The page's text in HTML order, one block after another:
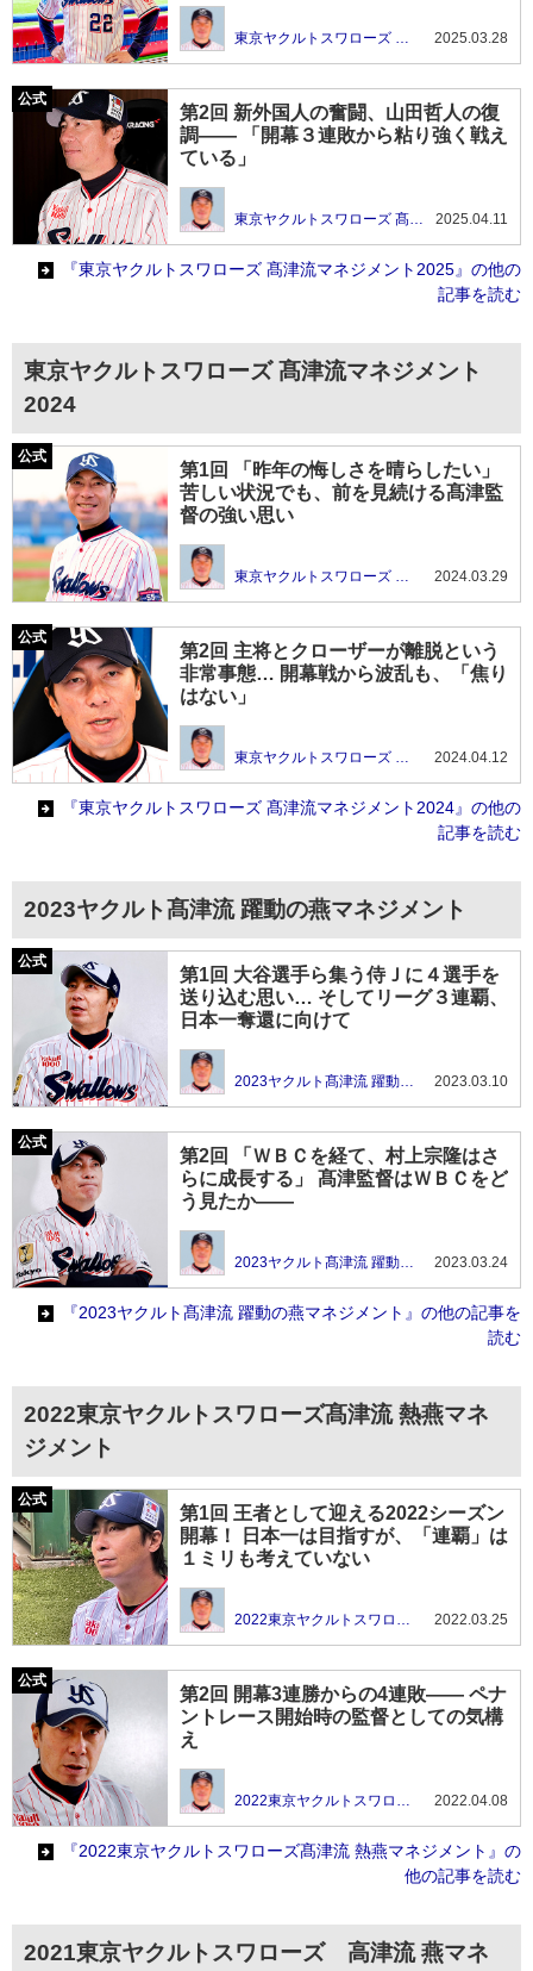
東京ヤクルトスワローズ 髙津流マネジメント2025 2025.03.28
第2回 新外国人の奮闘、山田哲人の復
調―― 「開幕３連敗から粘り強く戦え
ている」
東京ヤクルトスワローズ 髙津流マネジメント2025 2025.04.11
『東京ヤクルトスワローズ 髙津流マネジメント2025』の他の
記事を読む
東京ヤクルトスワローズ 髙津流マネジメント
2024
第1回 「昨年の悔しさを晴らしたい」
苦しい状況でも、前を見続ける髙津監
督の強い思い
東京ヤクルトスワローズ 髙津流マネジメント2024 2024.03.29
第2回 主将とクローザーが離脱という
非常事態… 開幕戦から波乱も、「焦り
はない」
東京ヤクルトスワローズ 髙津流マネジメント2024 2024.04.12
『東京ヤクルトスワローズ 髙津流マネジメント2024』の他の
記事を読む
2023ヤクルト髙津流 躍動の燕マネジメント
第1回 大谷選手ら集う侍Ｊに４選手を
送り込む思い… そしてリーグ３連覇、
日本一奪還に向けて
2023ヤクルト髙津流 躍動の燕マネジメント 2023.03.10
第2回 「ＷＢＣを経て、村上宗隆はさ
らに成長する」 髙津監督はＷＢＣをど
う見たか――
2023ヤクルト髙津流 躍動の燕マネジメント 2023.03.24
『2023ヤクルト髙津流 躍動の燕マネジメント』の他の記事を
読む
2022東京ヤクルトスワローズ髙津流 熱燕マネ
ジメント
第1回 王者として迎える2022シーズン
開幕！ 日本一は目指すが、「連覇」は
１ミリも考えていない
2022東京ヤクルトスワローズ髙津流 熱燕マネジメント 2022.03.25
第2回 開幕3連勝からの4連敗―― ペナ
ントレース開始時の監督としての気構
え
2022東京ヤクルトスワローズ髙津流 熱燕マネジメント 2022.04.08
『2022東京ヤクルトスワローズ髙津流 熱燕マネジメント』の
他の記事を読む
2021東京ヤクルトスワローズ 高津流 燕マネ